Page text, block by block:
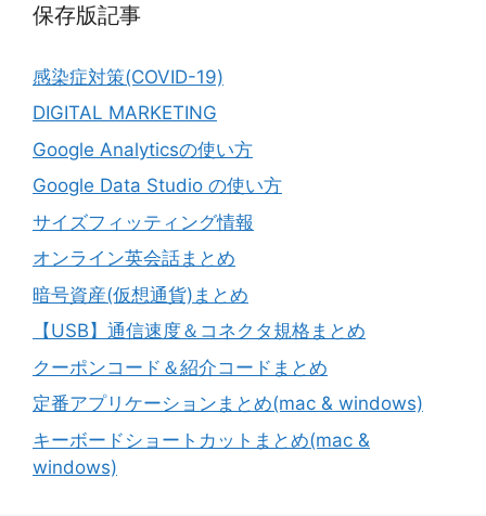
保存版記事
感染症対策(COVID-19)
DIGITAL MARKETING
Google Analyticsの使い方
Google Data Studio の使い方
サイズフィッティング情報
オンライン英会話まとめ
暗号資産(仮想通貨)まとめ
【USB】通信速度＆コネクタ規格まとめ
クーポンコード＆紹介コードまとめ
定番アプリケーションまとめ(mac & windows)
キーボードショートカットまとめ(mac &
windows)